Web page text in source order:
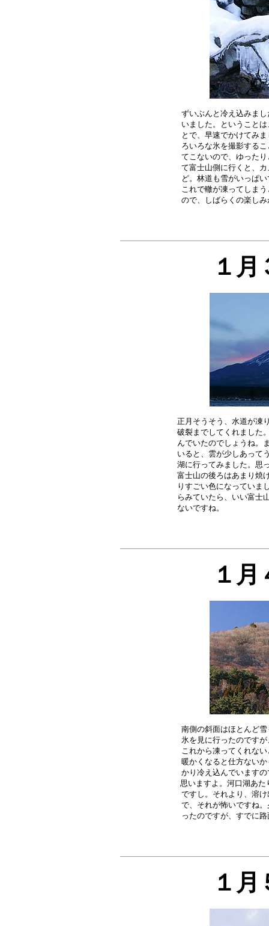
ずいぶんと冷え込みま
いました。ということ
とで、早速でかけてみ
ろいろな氷を撮影する
てこないので、ゆった
て富士山側に行くと、
ど。林道も雪がいっぱ
これで轍が凍ってしま
１
正月そうそう、水道が凍
破裂までしてくれました
んでいたのでしょうね。
いると、雲が少しあって
湖に行ってみました。思
富士山の後ろはあまり焼
りすごい色になっていま
らみていたら、いい富士
１
南側の斜面はほとんど
氷を見に行ったのです
これから凍ってくれな
暖かくなると仕方ない
かり冷え込んでいます
思いますよ。河口湖あ
ですし。それより、溶
で、それが怖いですね
１